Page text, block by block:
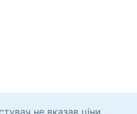
не вказав ціни.